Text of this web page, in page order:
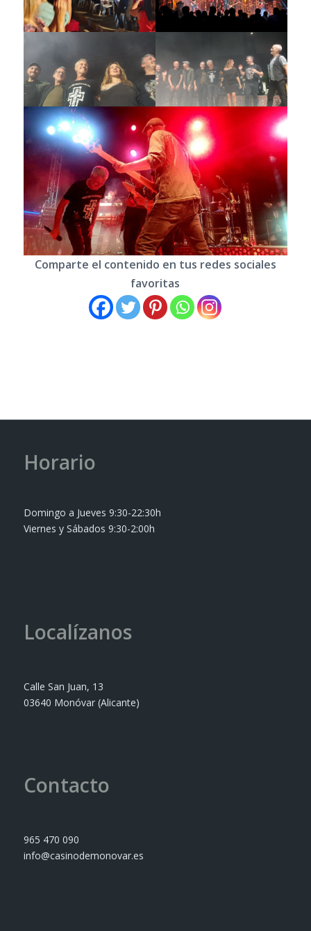
Comparte el contenido en tus redes sociales
favoritas
Horario
Domingo a Jueves 9:30-22:30h
Viernes y Sábados 9:30-2:00h
Localízanos
Calle San Juan, 13
03640 Monóvar (Alicante)
Contacto
965 470 090
info@casinodemonovar.es